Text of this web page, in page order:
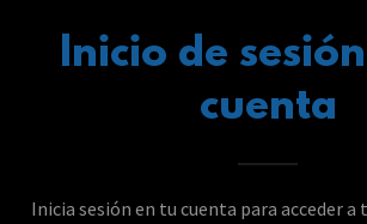
Inicio de
cuenta
Inicia sesión en tu cuenta para acceder